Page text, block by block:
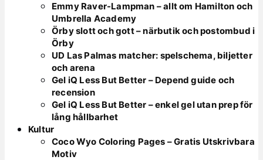
Emmy Raver-Lampman – allt om Hamilton och
Umbrella Academy
Örby slott och gott – närbutik och postombud i
Örby
UD Las Palmas matcher: spelschema, biljetter
och arena
Gel iQ Less But Better – Depend guide och
recension
Gel iQ Less But Better – enkel gel utan prep för
lång hållbarhet
Kultur
Coco Wyo Coloring Pages – Gratis Utskrivbara
Motiv